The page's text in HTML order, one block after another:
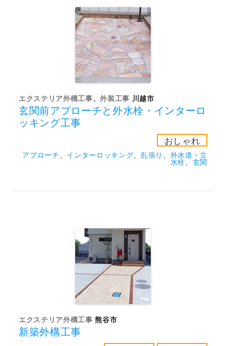
エクステリア外構工事、外装工事 川越市
玄関前アプローチと外水栓・インターロ
ッキング工事
おしゃれ
アプローチ インターロッキング 乱張り
外水道・立
水栓
玄関
エクステリア外構工事 熊谷市
新築外構工事